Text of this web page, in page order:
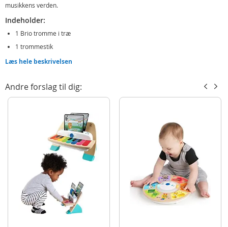
musikkens verden.
Indeholder:
1 Brio tromme i træ
1 trommestik
Detaljer:
Alder: fra 18 mdr
Læs hele beskrivelsen
Andre forslag til dig: